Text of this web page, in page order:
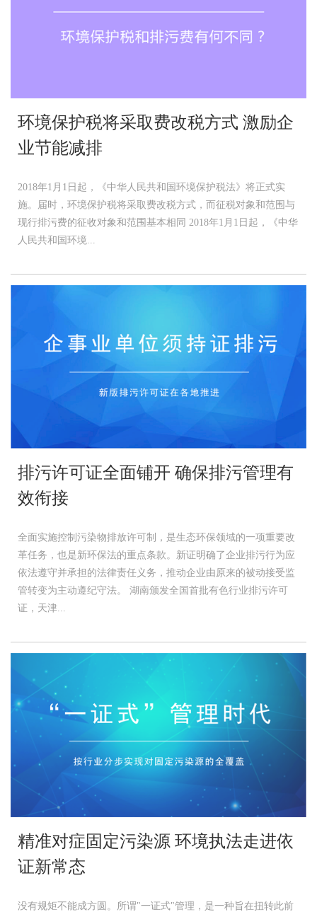
环境保护税将采取费改税方式 激励企
业节能减排
2018年1月1日起，《中华人民共和国环境保护税法》将正式实
施。届时，环境保护税将采取费改税方式，而征税对象和范围与
现行排污费的征收对象和范围基本相同 2018年1月1日起，《中华
人民共和国环境...
排污许可证全面铺开 确保排污管理有
效衔接
全面实施控制污染物排放许可制，是生态环保领域的一项重要改
革任务，也是新环保法的重点条款。新证明确了企业排污行为应
依法遵守并承担的法律责任义务，推动企业由原来的被动接受监
管转变为主动遵纪守法。 湖南颁发全国首批有色行业排污许可
证，天津...
精准对症固定污染源 环境执法走进依
证新常态
没有规矩不能成方圆。所谓"一证式"管理，是一种旨在扭转此前